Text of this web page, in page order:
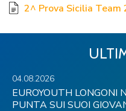
2^ Prova Sicilia
04.08.2026
EUROYOUTH LONGONI
PUNTA SUI SUOI